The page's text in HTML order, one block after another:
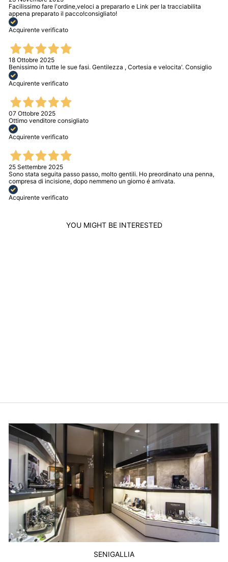
Facilissimo fare l'ordine,veloci a prepararlo e Link per la tracciabilita
appena preparato il pacco!consigliato!
Acquirente verificato
18 Ottobre 2025
Benissimo in tutte le sue fasi. Gentilezza , Cortesia e velocita'. Consiglio
Acquirente verificato
07 Ottobre 2025
Ottimo venditore consigliato
Acquirente verificato
25 Settembre 2025
Sono stata seguita passo passo, molto gentili. Ho preordinato una penna,
compresa di incisione, dopo nemmeno un giorno é arrivata.
Acquirente verificato
YOU MIGHT BE INTERESTED
SENIGALLIA